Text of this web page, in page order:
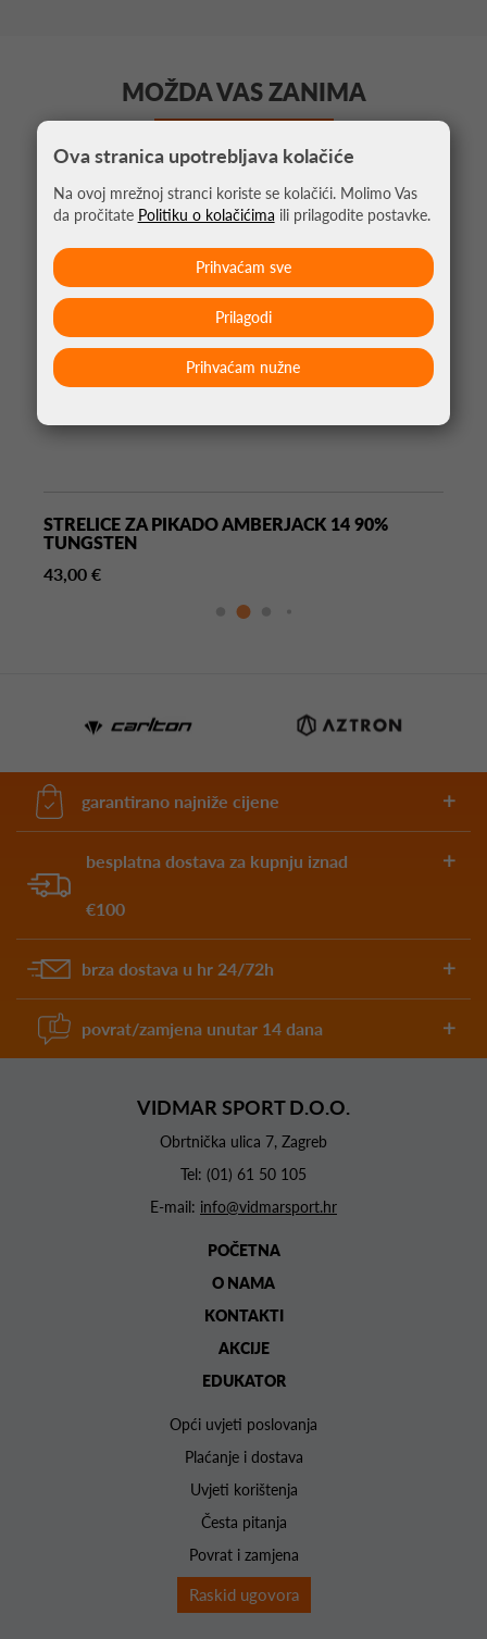
MOŽDA VAS ZANIMA
STRELICE ZA PIKADO AMBERJACK 14 90%
TUNGSTEN
43,00 €
garantirano najniže cijene
besplatna dostava za kupnju iznad
€100
brza dostava u hr 24/72h
povrat/zamjena unutar 14 dana
VIDMAR SPORT D.O.O.
Obrtnička ulica 7, Zagreb
Tel: (01) 61 50 105
E-mail: info@vidmarsport.hr
POČETNA
O NAMA
KONTAKTI
AKCIJE
EDUKATOR
Opći uvjeti poslovanja
Plaćanje i dostava
Uvjeti korištenja
Česta pitanja
Povrat i zamjena
Raskid ugovora
Ova stranica upotrebljava kolačiće
Na ovoj mrežnoj stranci koriste se kolačići. Molimo Vas
da pročitate Politiku o kolačićima ili prilagodite postavke.
Prihvaćam nužne
Prilagodi
Prihvaćam sve